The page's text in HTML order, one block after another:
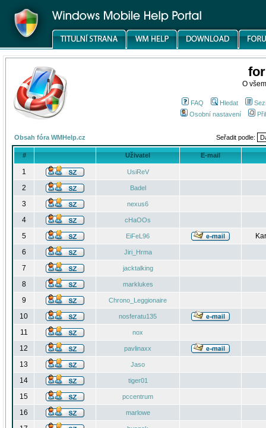
O
FAQ Hledat
Osobní nastavení
Obsah fóra WMHelp.cz Seřadit podle:
# Uživatel E-mail
1 UsiReV
2 Badel
3 nexus6
4 cHaOOs
5 EiFeL96
6
Jiri_Hrma
7 jacktalking
8 marklukes
9 Chrono_Leggionaire
10 nosferatu135
11 nox
12 pavlinaxx
13 Jaso
14 tiger01
15 pccentrum
16 marlowe